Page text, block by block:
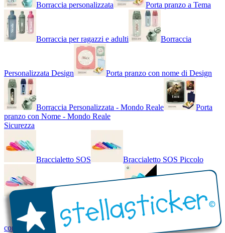
Borraccia personalizzata Porta pranzo a Tema
Borraccia per ragazzi e adulti Borraccia
Personalizzata Design Porta pranzo con nome di Design
Borraccia Personalizzata - Mondo Reale
Porta
pranzo con Nome - Mondo Reale
Sicurezza
Braccialetto SOS Braccialetto SOS Piccolo
Braccialetto SOS - Bicolore Braccialetto SOS
con Nome - Luminoso